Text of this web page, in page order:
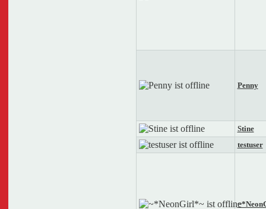
Penny
Stine
testuser